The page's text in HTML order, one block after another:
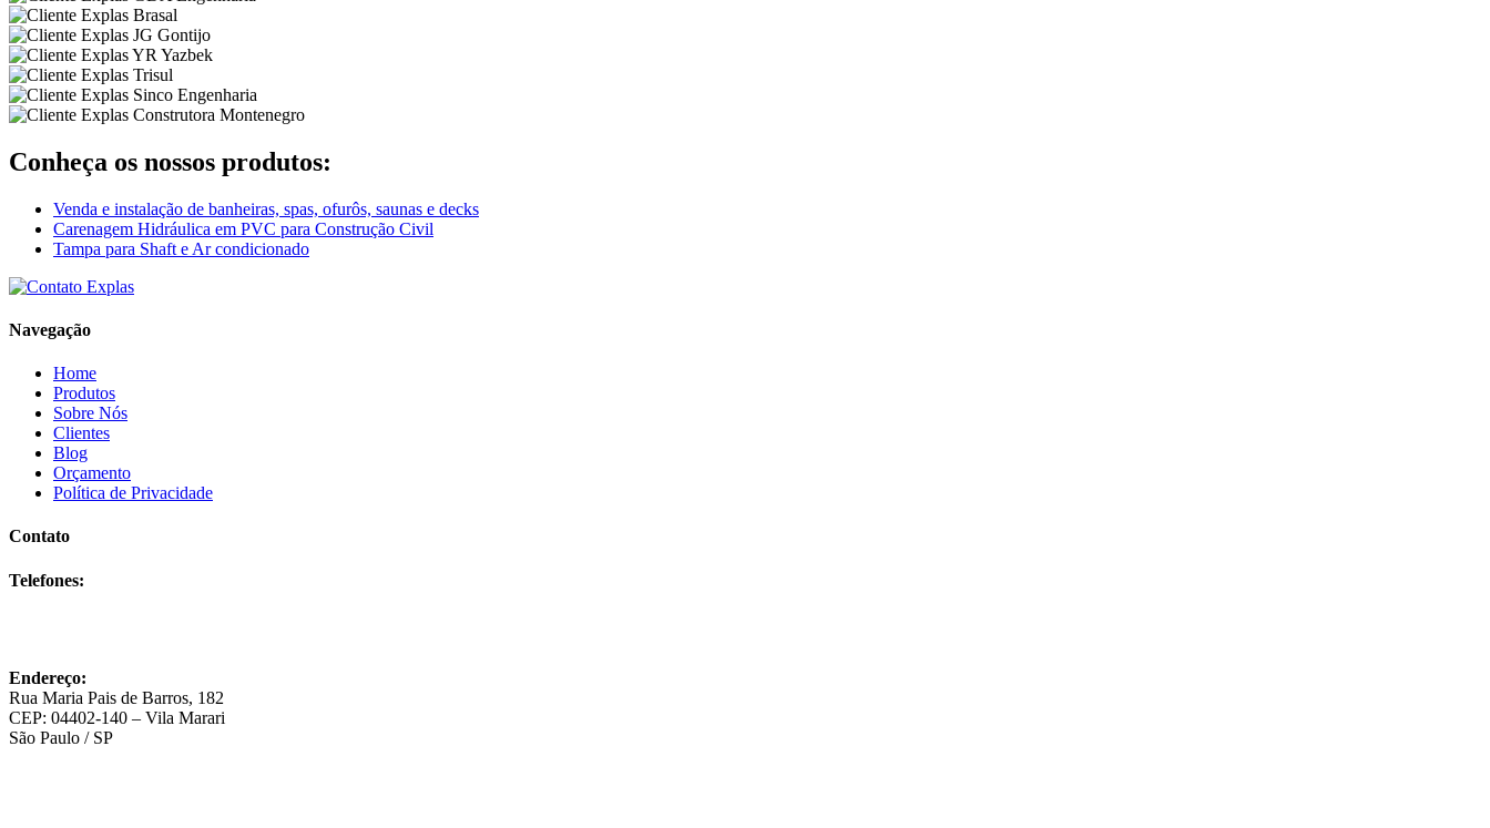
Conheça os nossos produtos:
Venda e instalação de banheiras, spas, ofurôs, saunas e decks
Carenagem Hidráulica em PVC para Construção Civil
Tampa para Shaft e Ar condicionado
Navegação
Home
Produtos
Sobre Nós
Clientes
Blog
Orçamento
Política de Privacidade
Contato
Telefones:
Endereço:
Rua Maria Pais de Barros, 182
CEP: 04402-140 – Vila Marari
São Paulo / SP